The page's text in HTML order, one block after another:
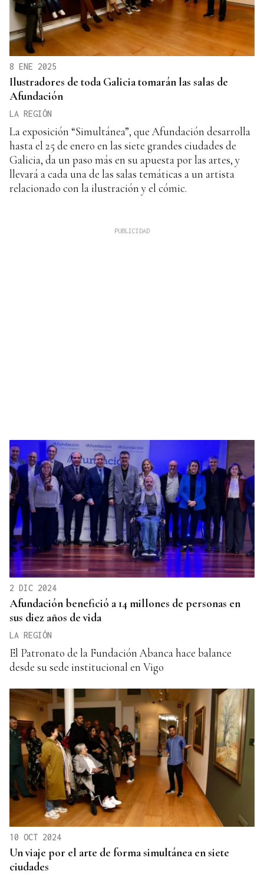
8 ENE 2025
Ilustradores de toda Galicia tomarán las salas de
Afundación
LA REGIÓN
La exposición “Simultánea”, que Afundación desarrolla
hasta el 25 de enero en las siete grandes ciudades de
Galicia, da un paso más en su apuesta por las artes, y
llevará a cada una de las salas temáticas a un artista
relacionado con la ilustración y el cómic.
2 DIC 2024
Afundación benefició a 14 millones de personas en
sus diez años de vida
LA REGIÓN
El Patronato de la Fundación Abanca hace balance
desde su sede institucional en Vigo
10 OCT 2024
Un viaje por el arte de forma simultánea en siete
ciudades